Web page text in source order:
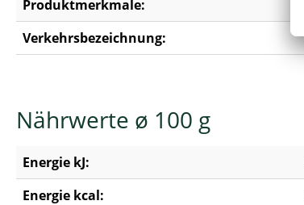
Produktmerkmale:
Verkehrsbezeichnung:
Nährwerte ø 100 g
Energie kJ:
Energie kcal: